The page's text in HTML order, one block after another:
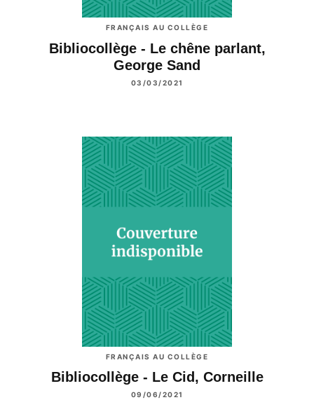
FRANÇAIS AU COLLÈGE
Bibliocollège - Le chêne parlant,
George Sand
03/03/2021
FRANÇAIS AU COLLÈGE
Bibliocollège - Le Cid, Corneille
09/06/2021